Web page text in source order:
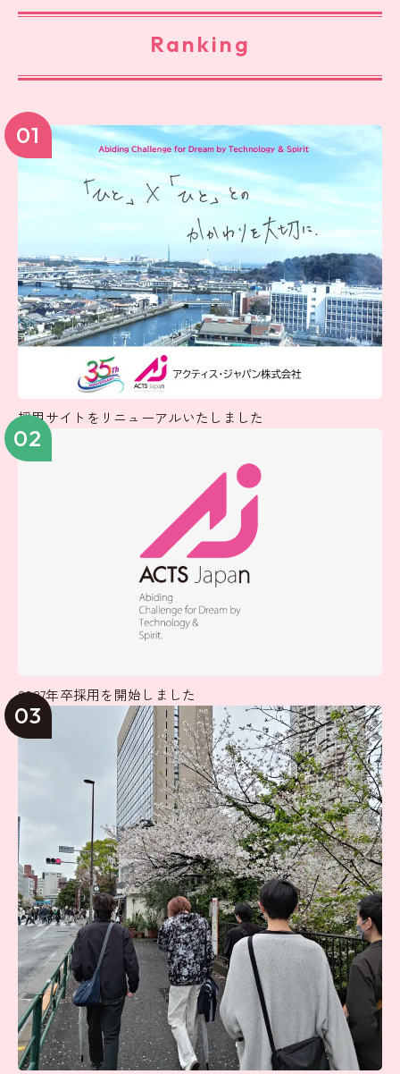
Ranking
01
採用サイトをリニューアルいたしました
02
2027年卒採用を開始しました
03